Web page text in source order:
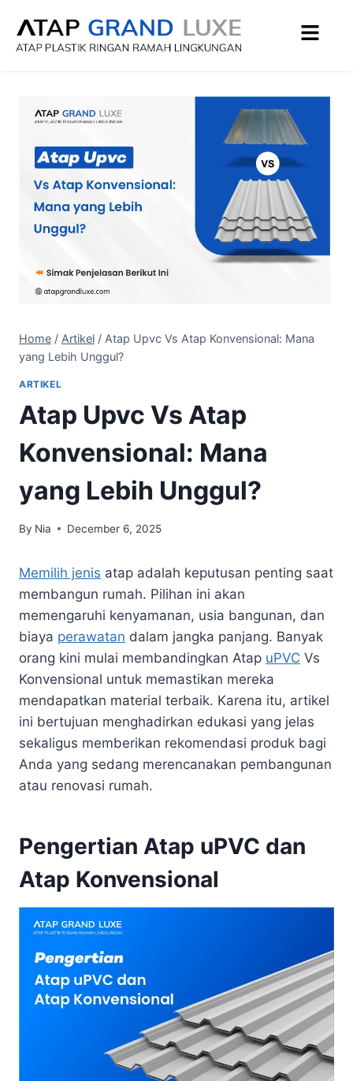
Home / Artikel / Atap Upvc Vs Atap Konvensional: Mana
yang Lebih Unggul?
ARTIKEL
Atap Upvc Vs Atap
Konvensional: Mana
yang Lebih Unggul?
By Nia December 6, 2025
Memilih jenis atap adalah keputusan penting saat
membangun rumah. Pilihan ini akan
memengaruhi kenyamanan, usia bangunan, dan
biaya perawatan dalam jangka panjang. Banyak
orang kini mulai membandingkan Atap uPVC Vs
Konvensional untuk memastikan mereka
mendapatkan material terbaik. Karena itu, artikel
ini bertujuan menghadirkan edukasi yang jelas
sekaligus memberikan rekomendasi produk bagi
Anda yang sedang merencanakan pembangunan
atau renovasi rumah.
Pengertian Atap uPVC dan
Atap Konvensional